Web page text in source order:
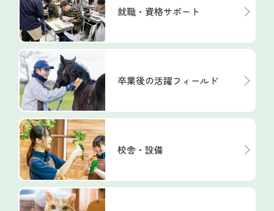
就職・資格サポート
卒業後の活躍フィールド
校舎・設備